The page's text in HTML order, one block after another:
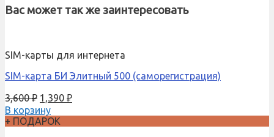
Вас может так же заинтересовать
SIM-карты для интернета
SIM-карта БИ Элитный 500 (саморегистрация)
3,600₽ 1,390 ₽
В корзину
+ ПОДАРОК